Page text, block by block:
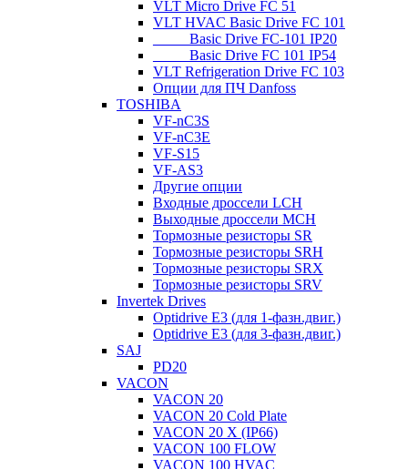
VLT Micro Drive FC 51
VLT HVAC Basic Drive FC 101
_____Basic Drive FC-101 IP20
_____Basic Drive FC 101 IP54
VLT Refrigeration Drive FC 103
Опции для ПЧ Danfoss
TOSHIBA
VF-nC3S
VF-nC3E
VF-S15
VF-AS3
Другие опции
Входные дроссели LCH
Выходные дроссели MCH
Тормозные резисторы SR
Тормозные резисторы SRH
Тормозные резисторы SRX
Тормозные резисторы SRV
Invertek Drives
Optidrive E3 (для 1-фазн.двиг.)
Optidrive E3 (для 3-фазн.двиг.)
SAJ
PD20
VACON
VACON 20
VACON 20 Cold Plate
VACON 20 X (IP66)
VACON 100 FLOW
VACON 100 HVAC